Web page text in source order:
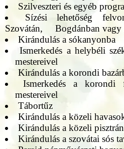
Szilveszteri és egyéb
Sízési lehetőség
Szovátán, Bogdánban vagy
Kirándulás a sókanyonba
Ismerkedés a helybéli
mestereivel
Kirándulás a korondi
Ismerkedés a korondi
mestereivel
Tábortűz
Kirándulás a közeli
Kirándulás a közeli
Kirándulás a szovátai sós